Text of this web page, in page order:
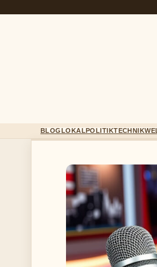
BLOGLOKALPOLITIKTECHNIK